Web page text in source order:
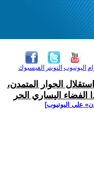
الفيسبوك التويتر اليوتيوب
الحوار المتمدن،
اليساري الحر
على اليوتيوب]